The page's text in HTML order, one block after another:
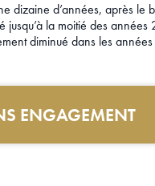
dizaine d’années, après le
la moitié des
diminué dans les
ENGAGEMENT